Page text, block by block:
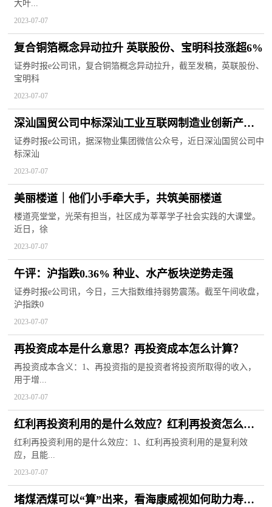
大叶...
2023-07-07
复合铜箔概念异动拉升 英联股份、宝明科技涨超6%
证券时报e公司讯，复合铜箔概念异动拉升，截至发稿，英联股份、
宝明科
2023-07-07
深汕国贸公司中标深汕工业互联网制造业创新产业
园物业管理服务项目
证券时报e公司讯，据深物业集团微信公众号，近日深汕国贸公司中
标深汕
2023-07-07
美丽楼道｜他们小手牵大手，共筑美丽楼道
楼道亮堂堂，光荣有担当，社区成为莘莘学子社会实践的大课堂。
近日，徐
2023-07-07
午评：沪指跌0.36% 种业、水产板块逆势走强
证券时报e公司讯，今日，三大指数维持弱势震荡。截至午间收盘，
沪指跌0
2023-07-07
再投资成本是什么意思？再投资成本怎么计算？
再投资成本含义：1、再投资指的是投资者将投资所取得的收入，
用于增...
2023-07-07
红利再投资利用的是什么效应？红利再投资怎么赎
回？
红利再投资利用的是什么效应：1、红利再投资利用的是复利效
应，且能...
2023-07-07
堵煤洒煤可以“算”出来，看海康威视如何助力寿光